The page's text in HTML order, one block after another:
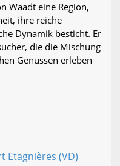
Waadt eine Region,
ihre reiche
Dynamik besticht. Er
die die Mischung
Genüssen erleben
Etagnières (VD)